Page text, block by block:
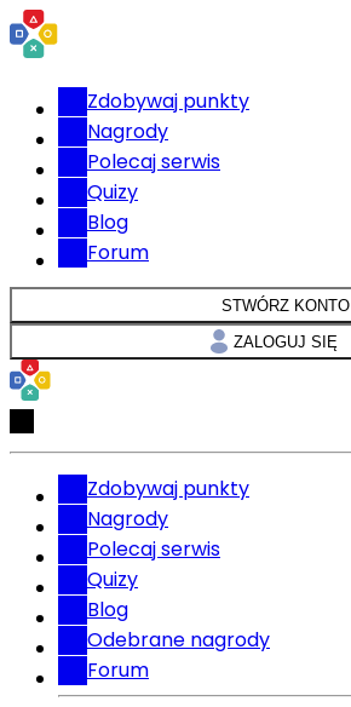
Zdobywaj punkty
Nagrody
Polecaj serwis
Quizy
Blog
Forum
STWÓRZ KONTO
ZALOGUJ SIĘ
Zdobywaj punkty
Nagrody
Polecaj serwis
Quizy
Blog
Odebrane nagrody
Forum